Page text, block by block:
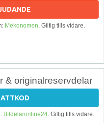
Mekonomen. Giltig tills vidare.
& originalreservdelar
Bildelaronline24. Giltig tills vidare.